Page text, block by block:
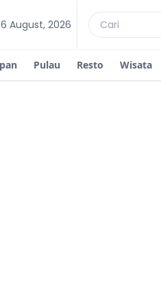
6 August, 2026
Pulau Resto Wisata